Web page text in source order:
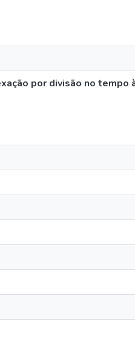
por divisão no tempo